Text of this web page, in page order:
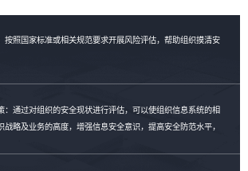
按照国家标准或相关规范要求开展风险评估，帮助组织摸清安
：通过对组织的安全现状进行评估，可以使组织信息系统的相
战略及业务的高度，增强信息安全意识，提高安全防范水平，